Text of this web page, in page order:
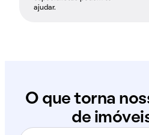
ajudar.
O que torna
de